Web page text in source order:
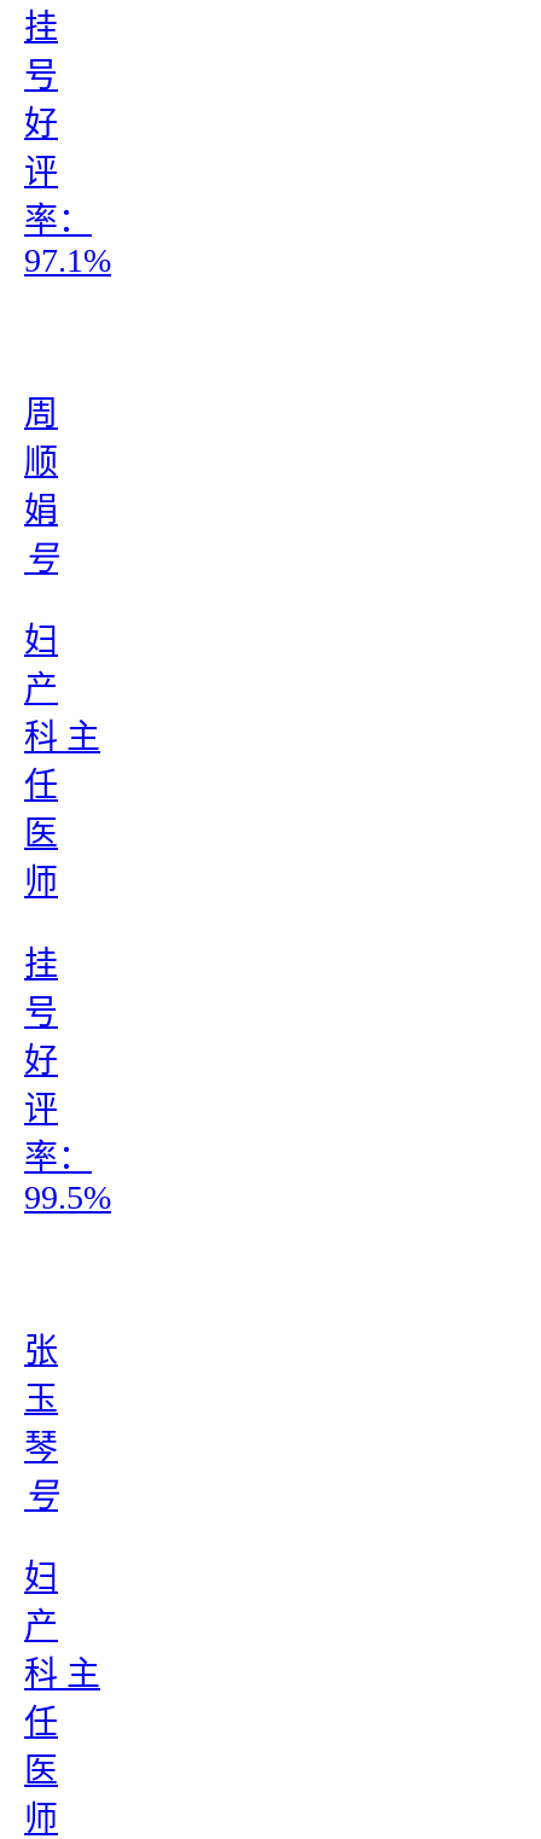
挂
号
好
评
率：
97.1%
周
顺
娟
号
妇
产
科 主
任
医
师
挂
号
好
评
率：
99.5%
张
玉
琴
号
妇
产
科 主
任
医
师